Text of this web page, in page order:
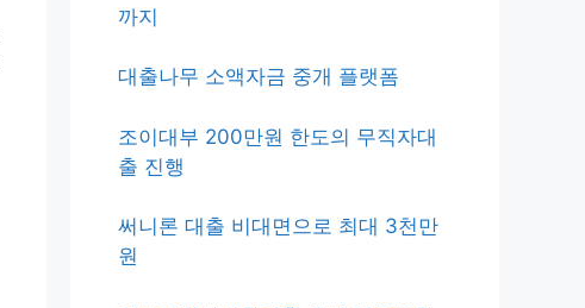
까지
대출나무 소액자금 중개 플랫폼
조이대부 200만원 한도의 무직자대
출 진행
써니론 대출 비대면으로 최대 3천만
원